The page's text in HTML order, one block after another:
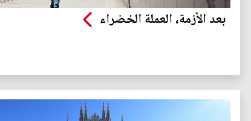
بعد الأزمة، العملة الخضراء